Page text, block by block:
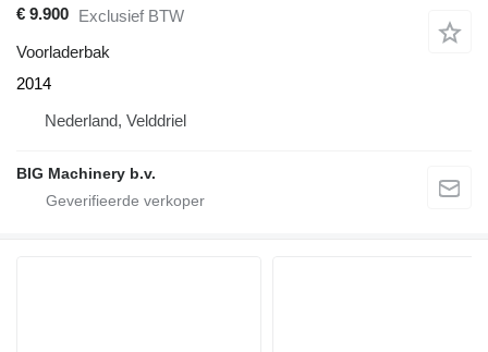
€ 9.900 Exclusief BTW
Voorladerbak
2014
Nederland, Velddriel
BIG Machinery b.v.